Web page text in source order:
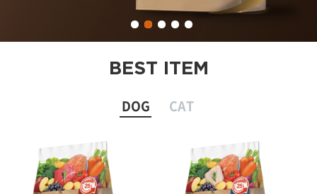
BEST ITEM
DOG CAT